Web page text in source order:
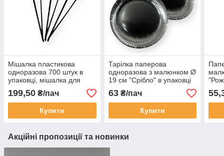
Мішалка пластикова
одноразова 700 штук в
упаковці, мішалка для
кави
199,50 ₴/пач
Купити
Тарілка паперова
одноразова з малюнком Ø
19 см "Срібло" в упаковці
10 штук
63₴/пач
Купити
Акційні пропозиції та новинки